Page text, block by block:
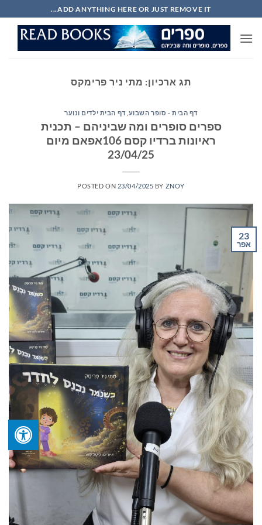
to
content
ADD ANYTHING HERE OR JUST REMOVE IT...
תג ארכיון: מתי ניר פרימקס
דף הבית - סופר השבוע דף הבית ילדים ונוער
ספרים סופרים ומה שביניהם – תכנית
ראיונות ברדיו קסם 106אפאם מיום
23/04/25
POSTED ON 23/04/2025 BY ZNOY
23
אפר